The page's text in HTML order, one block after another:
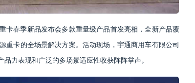
卡春季新品发布会多款重量级产品首发亮相，全新产品覆
重卡的全场景解决方案。活动现场，宇通商用车有限公司
力表现和广泛的多场景适应性收获阵阵掌声。